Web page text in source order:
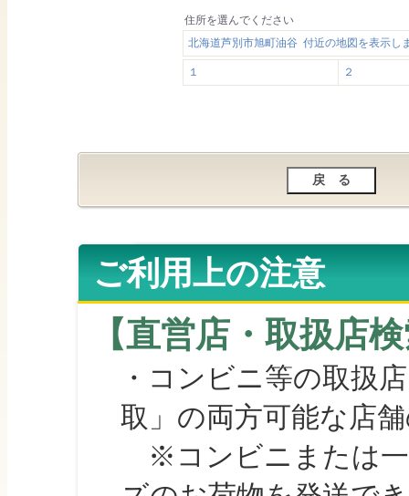
住所を選んでください
北海道芦別市旭町油谷 付近の地図を表示し
１ ２
ご利用上の注意
【直営店・取扱店
・コンビニ等の取扱
取」の両方可能な店
※コンビニまたは一